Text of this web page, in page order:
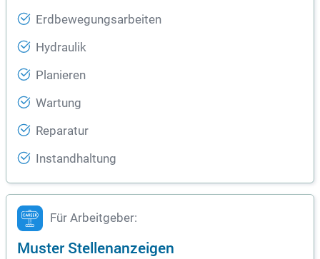
Erdbewegungsarbeiten
Hydraulik
Planieren
Wartung
Reparatur
Instandhaltung
Für Arbeitgeber:
Muster Stellenanzeigen